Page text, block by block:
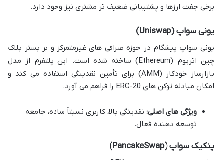
برخی جفت ارزها و پشتیبانی ضعیف تر مشتری نیز وجود دارد.
یونی سواپ (Uniswap)
یونی سواپ پیشگام در حوزه صرافی های غیرمتمرکز و بر بستر بلاک
چین اتریوم (Ethereum) ساخته شده است. این پلتفرم از مدل
بازارساز خودکار (AMM) برای تأمین نقدینگی استفاده می کند و
امکان مبادله توکن های ERC-20 را فراهم می آورد.
ویژگی های اصلی: نقدینگی بالا، کاربری نسبتاً ساده، جامعه
توسعه دهنده فعال.
پنکیک سواپ (PancakeSwap)